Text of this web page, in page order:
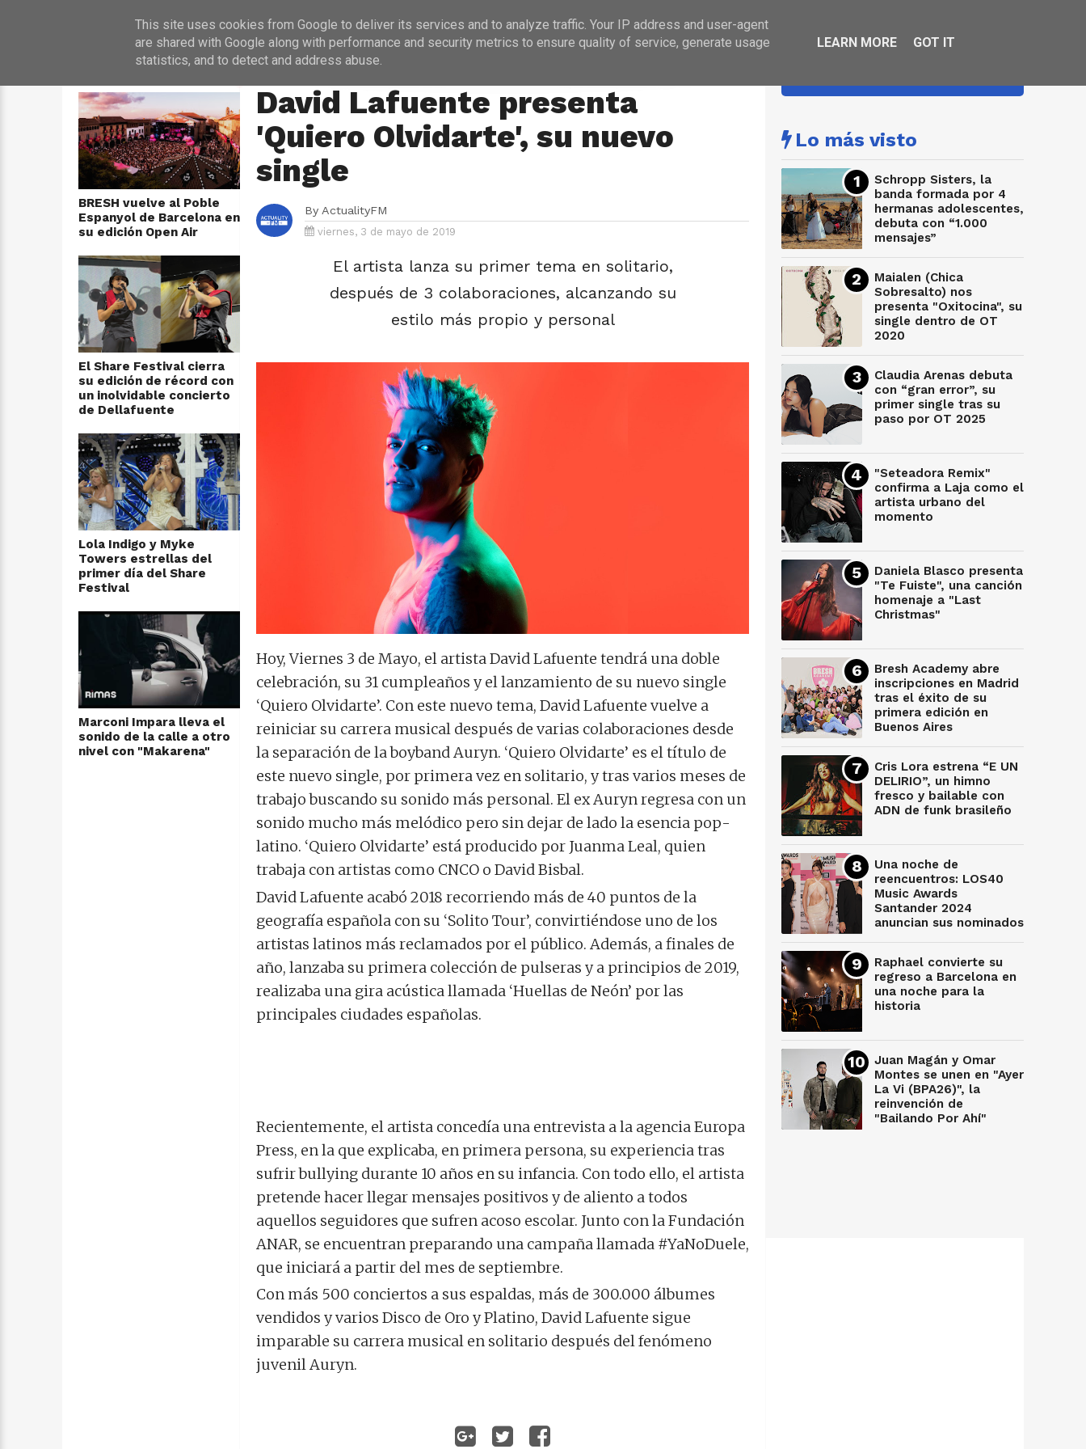
INICIO NOTICIAS PROGRAMACIÓN ENTREVISTAS
BRESH vuelve al Poble
Espanyol de Barcelona en
su edición Open Air
El Share Festival cierra
su edición de récord con
un inolvidable concierto
de Dellafuente
Lola Indigo y Myke
Towers estrellas del
primer día del Share
Festival
Marconi Impara lleva el
sonido de la calle a otro
nivel con "Makarena"
David Lafuente presenta
'Quiero Olvidarte', su nuevo
single
By ActualityFM
viernes, 3 de mayo de 2019
El artista lanza su primer tema en solitario,
después de 3 colaboraciones, alcanzando su
estilo más propio y personal
Hoy, Viernes 3 de Mayo, el artista David Lafuente tendrá una doble
celebración, su 31 cumpleaños y el lanzamiento de su nuevo single
‘Quiero Olvidarte’. Con este nuevo tema, David Lafuente vuelve a
reiniciar su carrera musical después de varias colaboraciones desde
la separación de la boyband Auryn. ‘Quiero Olvidarte’ es el título de
este nuevo single, por primera vez en solitario, y tras varios meses de
trabajo buscando su sonido más personal. El ex Auryn regresa con un
sonido mucho más melódico pero sin dejar de lado la esencia pop-
latino. ‘Quiero Olvidarte’ está producido por Juanma Leal, quien
trabaja con artistas como CNCO o David Bisbal.
David Lafuente acabó 2018 recorriendo más de 40 puntos de la
geografía española con su ‘Solito Tour’, convirtiéndose uno de los
artistas latinos más reclamados por el público. Además, a finales de
año, lanzaba su primera colección de pulseras y a principios de 2019,
realizaba una gira acústica llamada ‘Huellas de Neón’ por las
principales ciudades españolas.
Recientemente, el artista concedía una entrevista a la agencia Europa
Press, en la que explicaba, en primera persona, su experiencia tras
sufrir bullying durante 10 años en su infancia. Con todo ello, el artista
pretende hacer llegar mensajes positivos y de aliento a todos
aquellos seguidores que sufren acoso escolar. Junto con la Fundación
ANAR, se encuentran preparando una campaña llamada #YaNoDuele,
que iniciará a partir del mes de septiembre.
Con más 500 conciertos a sus espaldas, más de 300.000 álbumes
vendidos y varios Disco de Oro y Platino, David Lafuente sigue
imparable su carrera musical en solitario después del fenómeno
juvenil Auryn.
Lo más visto
Schropp Sisters, la
banda formada por 4
hermanas adolescentes,
debuta con “1.000
mensajes”
Maialen (Chica
Sobresalto) nos
presenta "Oxitocina", su
single dentro de OT
2020
Claudia Arenas debuta
con “gran error”, su
primer single tras su
paso por OT 2025
"Seteadora Remix"
confirma a Laja como el
artista urbano del
momento
Daniela Blasco presenta
"Te Fuiste", una canción
homenaje a "Last
Christmas"
Bresh Academy abre
inscripciones en Madrid
tras el éxito de su
primera edición en
Buenos Aires
Cris Lora estrena “E UN
DELIRIO”, un himno
fresco y bailable con
ADN de funk brasileño
Una noche de
reencuentros: LOS40
Music Awards
Santander 2024
anuncian sus nominados
Raphael convierte su
regreso a Barcelona en
una noche para la
historia
Juan Magán y Omar
Montes se unen en "Ayer
La Vi (BPA26)", la
reinvención de
"Bailando Por Ahí"
This site uses cookies from Google to deliver its services and to analyze traffic. Your IP address and user-agent
are shared with Google along with performance and security metrics to ensure quality of service, generate usage
statistics, and to detect and address abuse.
LEARN MORE GOT IT